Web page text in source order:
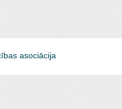
asociācija